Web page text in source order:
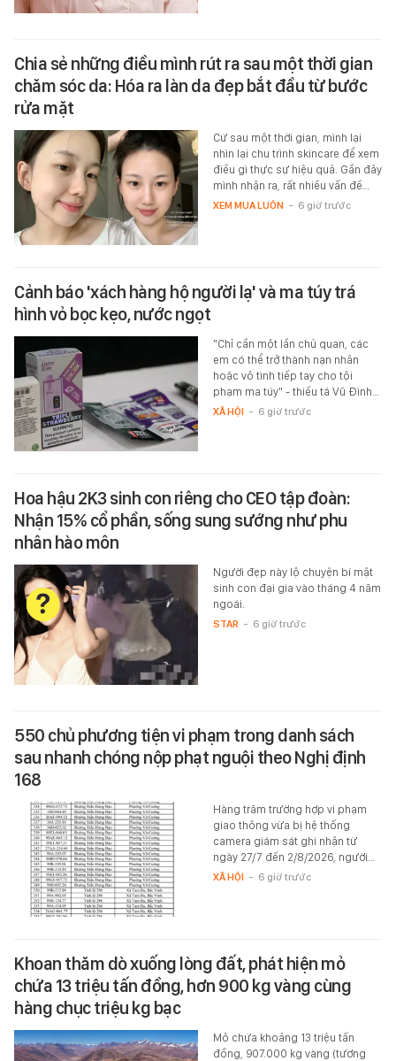
Chia sẻ những điều mình rút ra sau một thời gian
chăm sóc da: Hóa ra làn da đẹp bắt đầu từ bước
rửa mặt
Cứ sau một thời gian, mình lại
nhìn lại chu trình skincare để xem
điều gì thực sự hiệu quả. Gần đây
mình nhận ra, rất nhiều vấn đề…
XEM MUA LUÔN - 6 giờ trước
Cảnh báo 'xách hàng hộ người lạ' và ma túy trá
hình vỏ bọc kẹo, nước ngọt
"Chỉ cần một lần chủ quan, các
em có thể trở thành nạn nhân
hoặc vô tình tiếp tay cho tội
phạm ma túy" - thiếu tá Vũ Đình…
XÃ HỘI - 6 giờ trước
Hoa hậu 2K3 sinh con riêng cho CEO tập đoàn:
Nhận 15% cổ phần, sống sung sướng như phu
nhân hào môn
Người đẹp này lộ chuyện bí mật
sinh con đại gia vào tháng 4 năm
ngoái.
STAR - 6 giờ trước
550 chủ phương tiện vi phạm trong danh sách
sau nhanh chóng nộp phạt nguội theo Nghị định
168
Hàng trăm trường hợp vi phạm
giao thông vừa bị hệ thống
camera giám sát ghi nhận từ
ngày 27/7 đến 2/8/2026, người…
XÃ HỘI - 6 giờ trước
Khoan thăm dò xuống lòng đất, phát hiện mỏ
chứa 13 triệu tấn đồng, hơn 900 kg vàng cùng
hàng chục triệu kg bạc
Mỏ chứa khoảng 13 triệu tấn
đồng, 907.000 kg vàng (tương